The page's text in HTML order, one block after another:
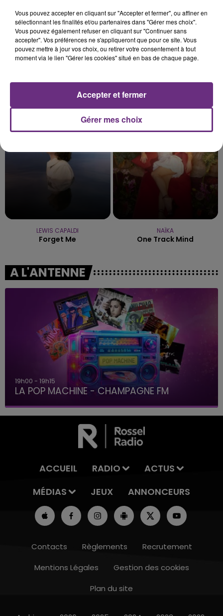
15h00 - 19h00
5 août 2026
VENEZ FÊTER CE WEEK-END
L'ANNIVERSAIRE DE WOINIC
Une fête est donc organisée et vous êtes tous
TITRES DIFFUSÉS
LEWIS CAPALDI
Forget Me
NAÏKA
One Track Mind
A L'ANTENNE
19h00 - 19h15
LA POP MACHINE - CHAMPAGNE FM
ACCUEIL RADIO
ACTUS
MÉDIAS
JEUX ANNONCEURS
Contacts Règlements
Recrutement
Mentions Légales
Gestion des cookies
Plan du site
Vous pouvez accepter en cliquant sur "Accepter et fermer", ou affiner en
sélectionnant les finalités et/ou partenaires dans "Gérer mes choix".
Vous pouvez également refuser en cliquant sur "Continuer sans
accepter". Vos préférences ne s'appliqueront que pour ce site. Vous
pouvez mettre à jour vos choix, ou retirer votre consentement à tout
moment via le lien "Gérer les cookies" situé en bas de chaque page.
Gérer mes choix
Accepter et fermer